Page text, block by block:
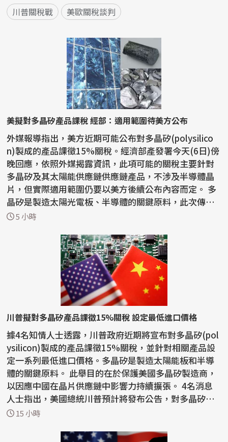
川普關稅戰 美歐關稅談判
美擬對多晶矽產品課稅 經部：適用範圍待美方公布
外媒報導指出，美方近期可能公布對多晶矽(polysilico
n)製成的產品課徵15%關稅。經濟部產發署今天(6日)傍
晚回應，依照外媒揭露資訊，此項可能的關稅主要針對
多晶矽及其太陽能供應鏈供應鏈產品，不涉及半導體晶
片，但實際適用範圍仍要以美方後續公布內容而定。 多
晶矽是製造太陽光電板、半導體的關鍵原料，此次傳出
美方...
5 小時
川普擬對多晶矽產品課徵15%關稅 設定最低進口價格
據4名知情人士透露，川普政府近期將宣布對多晶矽(pol
ysilicon)製成的產品課徵15%關稅，並針對相關產品設
定一系列最低進口價格。多晶矽是製造太陽能板和半導
體的關鍵原料。 此舉目的在於保護美國多晶矽製造商，
以因應中國在晶片供應鏈中影響力持續擴張。 4名消息
人士指出，美國總統川普預計將發布公告，對多晶矽、
矽晶...
15 小時